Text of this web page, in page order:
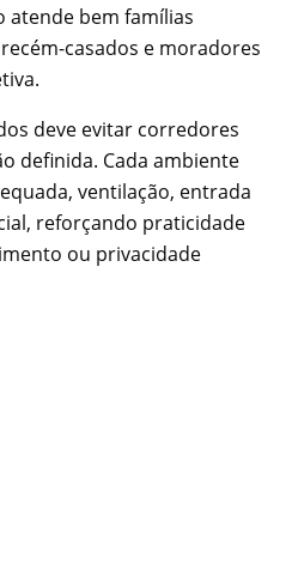
atende bem famílias
casados e moradores
deve evitar corredores
definida. Cada ambiente
ventilação, entrada
reforçando praticidade
ou privacidade